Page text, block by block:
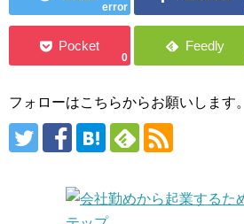
error
0
フォローはこちらからお願いします。